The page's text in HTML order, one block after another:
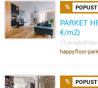
POPUST
PARKET
€/m2)
14 pregled/dan
happyfloor-
POPUST